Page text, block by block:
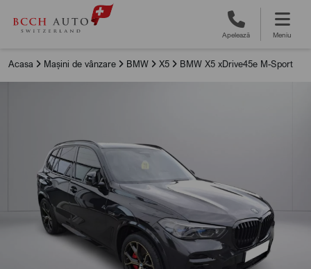
Apelează Meniu
Acasa Mașini de vânzare BMW X5 BMW X5 xDrive45e M-Sport